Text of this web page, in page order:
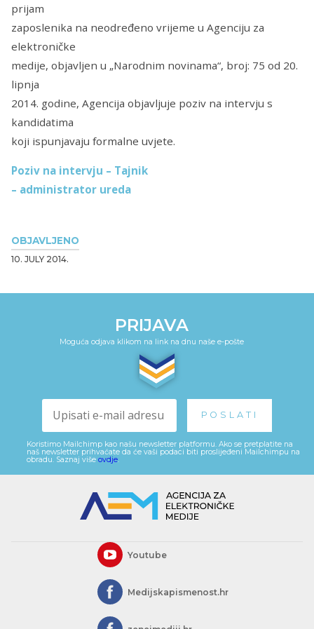
OBJAVLJENO
10. JULY 2014.
prijam
zaposlenika na neodređeno vrijeme u Agenciju za
elektroničke
medije, objavljen u „Narodnim novinama“, broj: 75 od 20.
lipnja
2014. godine, Agencija objavljuje poziv na intervju s
kandidatima
koji ispunjavaju formalne uvjete.
Poziv na intervju – Tajnik
– administrator ureda
PRIJAVA
Moguća odjava klikom na link na dnu naše e-pošte
Koristimo Mailchimp kao našu newsletter platformu. Ako se pretplatite na
naš newsletter prihvaćate da će vaši podaci biti proslijeđeni Mailchimpu na
obradu. Saznaj više ovdje.
Youtube
Medijskapismenost.hr